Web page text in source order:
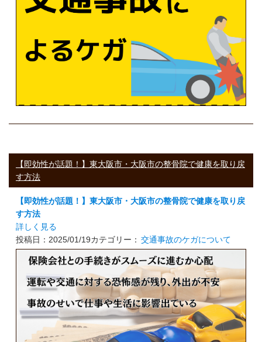
【即効性が話題！】東大阪市・大阪市の整骨院で健康を取り戻
す方法
【即効性が話題！】東大阪市・大阪市の整骨院で健康を取り戻
す方法
詳しく見る
投稿日：2025/01/19カテゴリー： 交通事故のケガについて